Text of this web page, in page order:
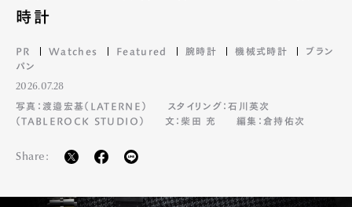
時計
PR Watches Featured 腕時計 機械式時計
ブラン
パン
2026.07.28
写真：渡邉宏基（LATERNE）
スタイリング：石川英次
（TABLEROCK STUDIO）
文：柴田 充 編集：倉持佑次
Share: